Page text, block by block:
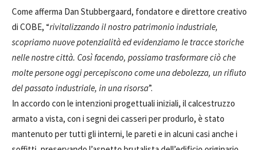
Come afferma Dan Stubbergaard, fondatore e direttore creativo
di COBE, “rivitalizzando il nostro patrimonio industriale,
scopriamo nuove potenzialità ed evidenziamo le tracce storiche
nelle nostre città. Così facendo, possiamo trasformare ciò che
molte persone oggi percepiscono come una debolezza, un rifiuto
del passato industriale, in una risorsa”.
In accordo con le intenzioni progettuali iniziali, il calcestruzzo
armato a vista, con i segni dei casseri per produrlo, è stato
mantenuto per tutti gli interni, le pareti e in alcuni casi anche i